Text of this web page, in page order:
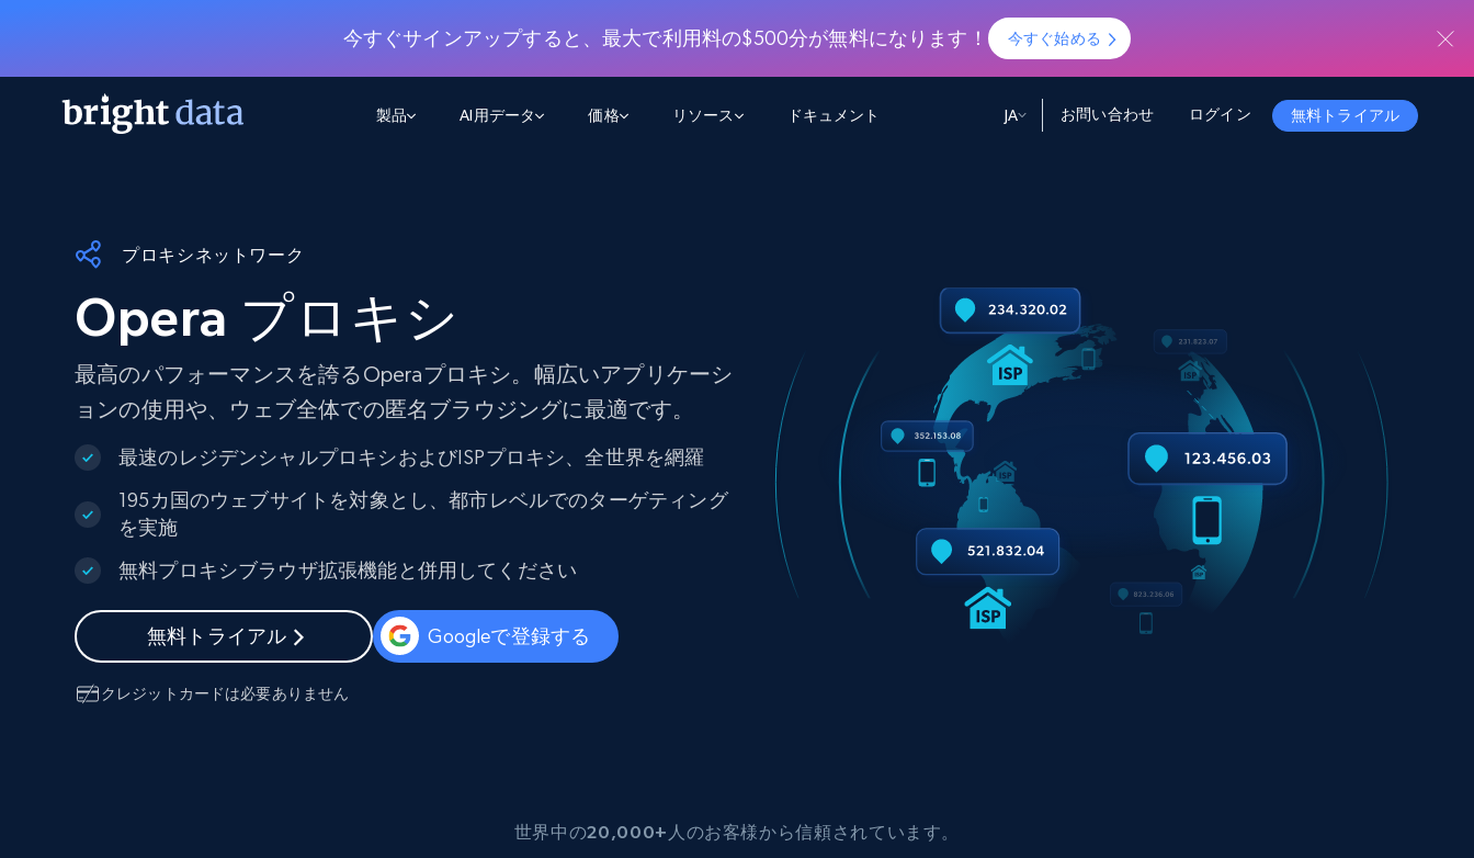
今すぐサインアップすると、最大で利用料の$500分が無料になります！ 今すぐ始める
JA
製品
Web Unlocker API
Discover API FREE
Always live web discovery for agents
SERP API
オンデマンドですばやく容易に検索エンジ
ンをスクレイピング
ヤンデックス
Scraping Browser
組み込みのブロック解除とホスティングに
よるスクレイピングブラウザの設定
どのサイトもデータパイプラインに変換
データセットマーケットプレイス
事前収集された600以上のドメインからの
データ
eコマース
ソーシャルメディア
不動産
Real-time web data, delivered as it’s
メンデーションを提供
マネージドデータサービス
カスタマイズされたエンタープライズグレ
ードのデータ収集
Deep Lookup
ウェブデータで複雑検索
プロキシサービス
住宅用プロキシ
400M+ 実際のピアデバイスからのグロー
AI用データ
動画と音声データ
ビデオフィード – VLA対応済み
ヒューマノイドロボットのポリシー学習のた
画を取得
データパッケージ
入手
ブライトデータMCP FREE
ウェブを解き放つオールインワンツールキッ
Demo Agents
Integrations
価格
Web Unlocker API
クロールAPI
から始まる
$1/1k req
SERP API
FREE TIER
から始まる
$1/1k req
データセットマーケットプレイス
から始まる
$250/100K rec
から始まる
$0.2/1k HTML
Managed Data
プロキシサービス
住宅用プロキシ
から始まる
$5
$2.5/GB
データセンタープロキシから始まる
ISPプロキシ
から始まる
$1.3/IP
リソース
ブラウザ拡張機能
ネットワークステータス オンラインセミナー
パートナープログラム
トラストセンター
SDK Bright
Bright Initiative
ドキュメント ログイン
お問い合わせ 無料トライアル
プロキシネットワーク
Opera プロキシ
最高のパフォーマンスを誇るOperaプロキシ。幅広いアプリケーシ
ョンの使用や、ウェブ全体での匿名ブラウジングに最適です。
最速のレジデンシャルプロキシおよびISPプロキシ、全世界を網羅
195カ国のウェブサイトを対象とし、都市レベルでのターゲティング
を実施
無料プロキシブラウザ拡張機能と併用してください
無料トライアル Googleで登録する
クレジットカードは必要ありません
世界中の20,000+人のお客様から信頼されています。